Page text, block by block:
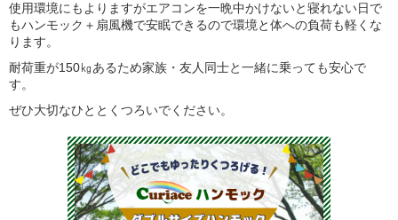
使用環境にもよりますがエアコンを一晩中かけないと寝れない日で
もハンモック＋扇風機で安眠できるので環境と体への負荷も軽くな
ります。
耐荷重が150㎏あるため家族・友人同士と一緒に乗っても安心で
す。
ぜひ大切なひととくつろいでください。